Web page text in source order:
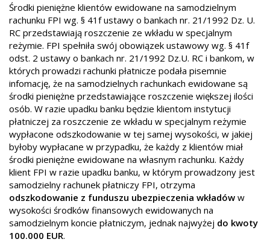
Środki pieniężne klientów ewidowane na samodzielnym
rachunku FPI wg. § 41f ustawy o bankach nr. 21/1992 Dz. U.
RC przedstawiają roszczenie ze wkładu w specjalnym
reżymie. FPI spełniła swój obowiązek ustawowy wg. § 41f
odst. 2 ustawy o bankach nr. 21/1992 Dz.U. RC i bankom, w
których prowadzi rachunki płatnicze podała pisemnie
infomację, że na samodzielnych rachunkach ewidowane są
środki pieniężne przedstawiające roszczenie większej ilości
osób. W razie upadku banku będzie klientom instytucji
płatniczej za roszczenie ze wkładu w specjalnym reżymie
wypłacone odszkodowanie w tej samej wysokości, w jakiej
byłoby wypłacane w przypadku, że każdy z klientów miał
środki pieniężne ewidowane na własnym rachunku. Każdy
klient FPI w razie upadku banku, w którym prowadzony jest
samodzielny rachunek płatniczy FPI, otrzyma
odszkodowanie z funduszu ubezpieczenia wkładów w
wysokości środków finansowych ewidowanych na
samodzielnym koncie płatniczym, jednak najwyżej do kwoty
100.000 EUR.